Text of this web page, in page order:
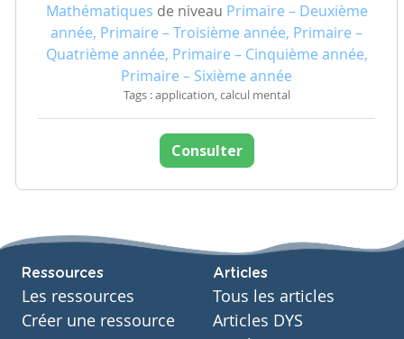
Mathématiques de niveau Primaire – Deuxième
année, Primaire – Troisième année, Primaire –
Quatrième année, Primaire – Cinquième année,
Primaire – Sixième année
Tags : application, calcul mental
Consulter
Ressources
Les ressources
Créer une ressource
Articles
Tous les articles
Articles DYS